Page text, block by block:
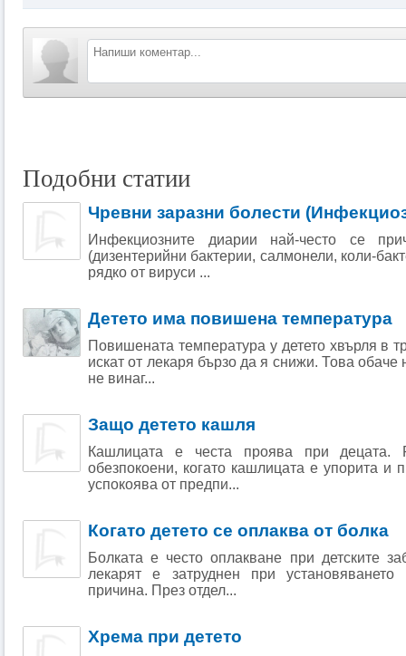
Подобни статии
Чревни заразни болести
Инфекциозните диарии най-често се
(дизентерийни бактерии, салмонели, коли-
рядко от вируси ...
Детето има повишена температура
Повишената температура у детето хвърля в
искат от лекаря бързо да я снижи. Това
не винаг...
Защо детето кашля
Кашлицата е честа проява при децата.
обезпокоени, когато кашлицата е упорита и
успокоява от предпи...
Когато детето се оплаква от болка
Болката е често оплакване при детските
лекарят е затруднен при установяването
причина. През отдел...
Хрема при детето